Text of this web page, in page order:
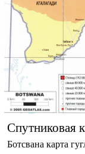
Спутниковая
Ботсвана карта